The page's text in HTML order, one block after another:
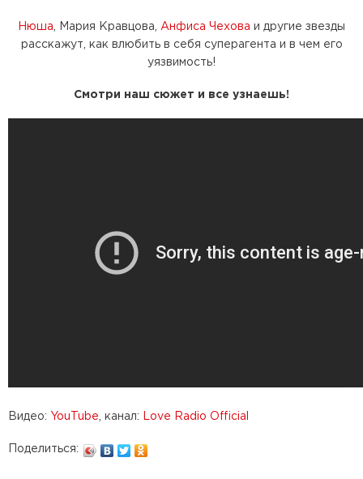
Нюша , Мария Кравцова, Анфиса Чехова и другие звезды
расскажут, как влюбить в себя суперагента и в чем его
уязвимость!
Смотри наш сюжет и все узнаешь!
Видео: YouTube , канал: Love Radio Official
Поделиться: